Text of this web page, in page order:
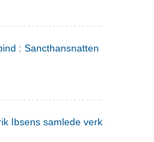
: Sancthansnatten ; Fru Inger
Ibsens samlede verker. 2